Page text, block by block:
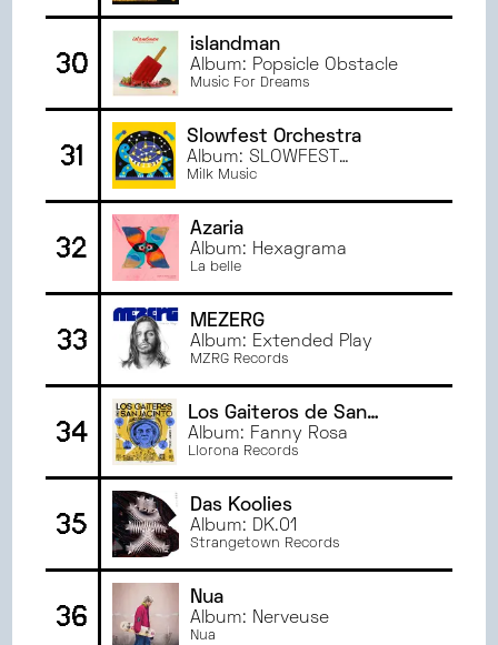
30
islandman
Album: Popsicle Obstacle
Music For Dreams
31
Slowfest Orchestra
Album: SLOWFEST
ORCHESTRA
Milk Music
32
Azaria
Album: Hexagrama
La belle
33
MEZERG
Album: Extended Play
MZRG Records
34
Los Gaiteros de San
Jacinto
Album: Fanny Rosa
Llorona Records
35
Das Koolies
Album: DK.01
Strangetown Records
36
Nua
Album: Nerveuse
Nua